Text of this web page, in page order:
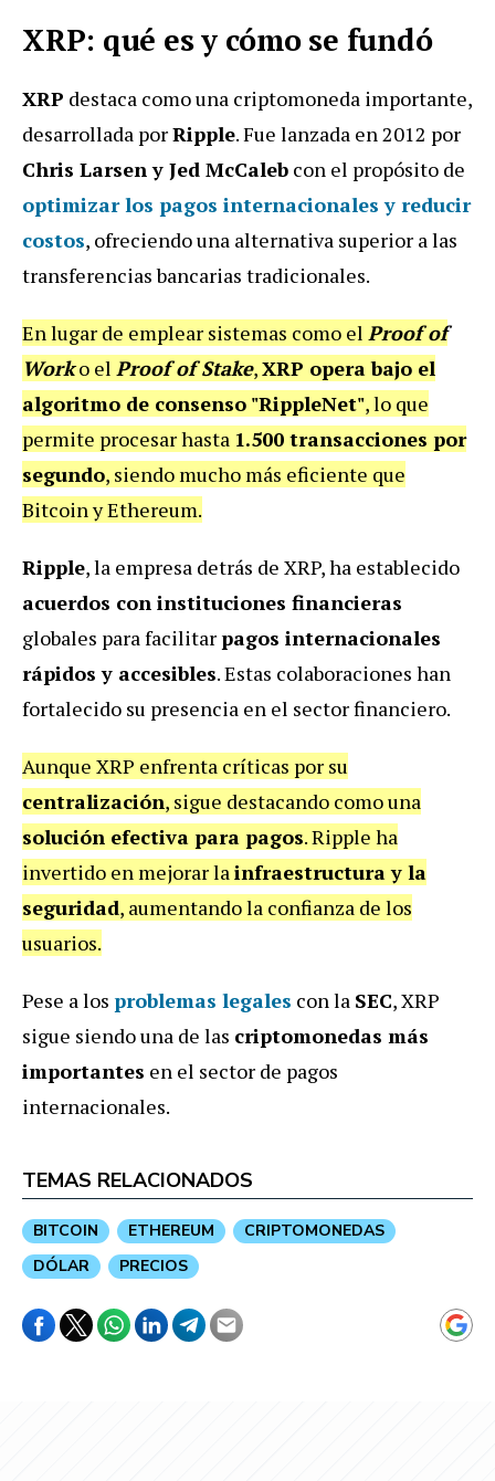
XRP: qué es y cómo se fundó
XRP destaca como una criptomoneda importante,
desarrollada porRipple. Fue lanzada en 2012 por
Chris Larsen y Jed McCaleb con el propósito de
optimizar los pagos internacionales y reducir
costos, ofreciendo una alternativa superior a las
transferencias bancarias tradicionales.
En lugar de emplear sistemas como el Proof of
Worko el Proof of Stake,XRP opera bajo el
algoritmo de consenso "RippleNet", lo que
permite procesar hasta 1.500 transacciones por
segundo, siendo mucho más eficiente que
Bitcoin y Ethereum.
Ripple, la empresa detrás de XRP, ha establecido
acuerdos con instituciones financieras
globales para facilitarpagos internacionales
rápidos y accesibles. Estas colaboraciones han
fortalecido su presencia en el sector financiero.
Aunque XRP enfrenta críticas por su
centralización, sigue destacando como una
solución efectiva para pagos. Ripple ha
invertido en mejorar lainfraestructura y la
seguridad, aumentando la confianza de los
usuarios.
Pese a los problemas legales con la SEC, XRP
sigue siendo una de las criptomonedas más
importantes en el sector de pagos
internacionales.
TEMAS RELACIONADOS
BITCOIN ETHEREUM
CRIPTOMONEDAS
DÓLAR
PRECIOS